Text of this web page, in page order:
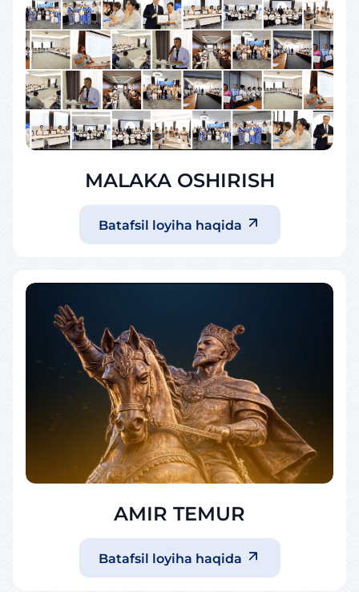
MALAKA OSHIRISH
Batafsil loyiha haqida
AMIR TEMUR
Batafsil loyiha haqida